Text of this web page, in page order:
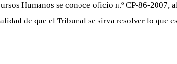
Humanos se conoce oficio n.º CP-86-2007,
de que el Tribunal se sirva resolver lo que